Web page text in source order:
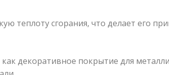
теплоту сгорания, что делает его
декоративное покрытие для